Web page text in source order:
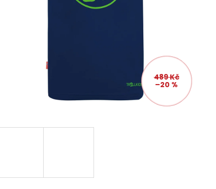
489 Kč
–20 %